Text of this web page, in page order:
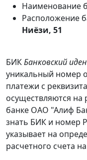
Наименование
Расположение
Ниёзи, 51
БИКБанковский
уникальный номер
платежи с
осуществляются на
банке ОАО "Алиф
знать БИК и номер
указывает на
расчетного счета